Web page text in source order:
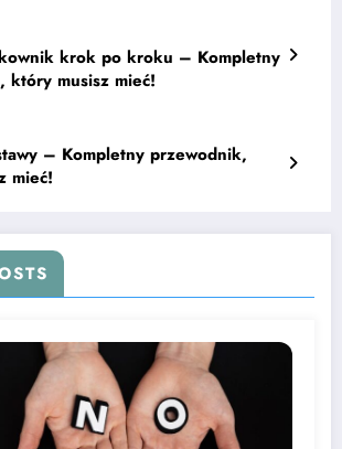
krok po kroku – Kompletny
który musisz mieć!
– Kompletny przewodnik,
mieć!